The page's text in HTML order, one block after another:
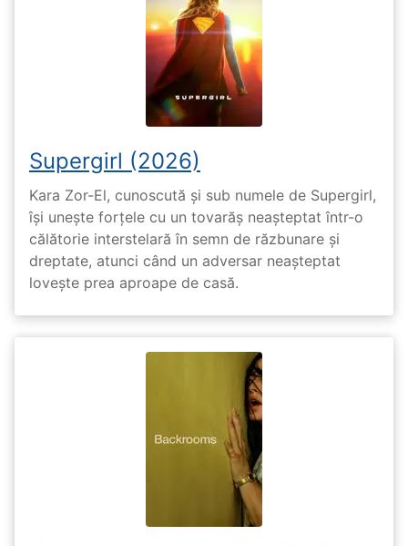
Supergirl (2026)
Kara Zor-El, cunoscută și sub numele de Supergirl,
își unește forțele cu un tovarăș neașteptat într-o
călătorie interstelară în semn de răzbunare și
dreptate, atunci când un adversar neașteptat
lovește prea aproape de casă.